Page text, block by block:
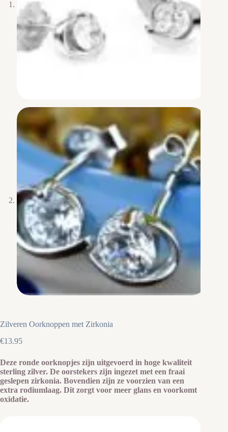
Zilveren Oorknoppen met Zirkonia
€13.95
Deze ronde oorknopjes zijn uitgevoerd in hoge kwaliteit
sterling zilver. De oorstekers zijn ingezet met een fraai
geslepen zirkonia. Bovendien zijn ze voorzien van een
extra rodiumlaag. Dit zorgt voor meer glans en voorkomt
oxidatie.